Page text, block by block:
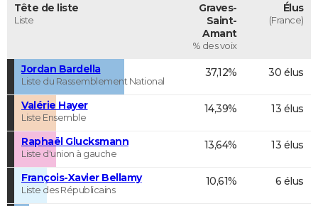
Tête de liste
Liste
Graves-
Saint-
Amant
% des voix
Élus
(France)
Jordan Bardella
Liste du Rassemblement National
37,12% 30 élus
Valérie Hayer
Liste Ensemble
14,39% 13 élus
Raphaël Glucksmann
Liste d'union à gauche
13,64% 13 élus
François-Xavier Bellamy
Liste des Républicains
10,61% 6 élus